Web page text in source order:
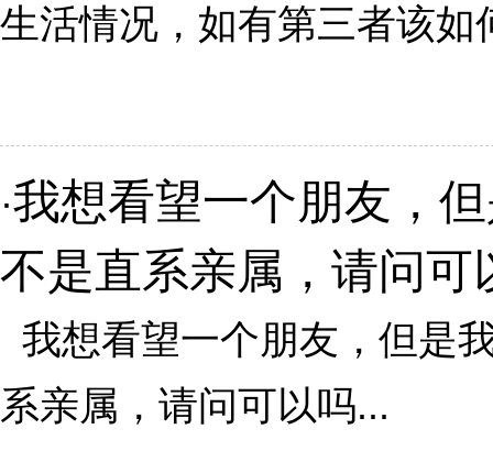
生活情况，如有第三者该如
·我想看望一个朋友，
不是直系亲属，请问可
我想看望一个朋友，但是
系亲属，请问可以吗...